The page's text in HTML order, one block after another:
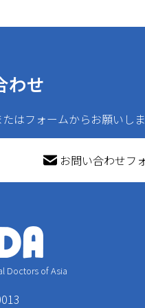
わせ
はフォームからお願いしま
お問い合わせフ
Doctors of Asia